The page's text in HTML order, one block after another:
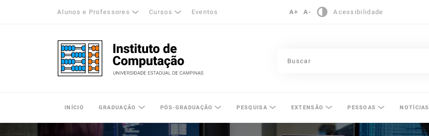
Alunos e Professores Cursos Eventos A+ A- Acessibilidade
Unicamp - Universidade Estadual de Campinas
INÍCIO GRADUAÇÃO PÓS-GRADUAÇÃO PESQUISA EXTENSÃO PESSOAS NOTÍCIAS